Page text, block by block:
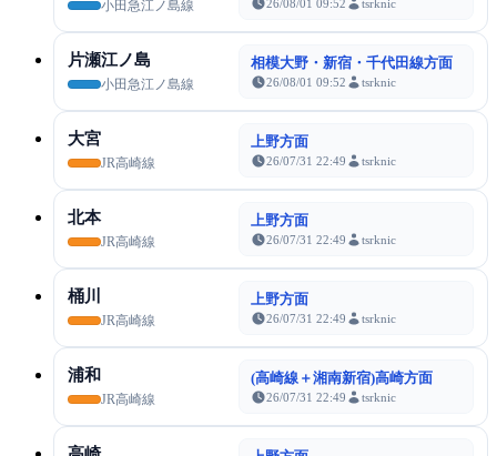
小田急江ノ島線 26/08/01 09:52 tsrknic
片瀬江ノ島
小田急江ノ島線
相模大野・新宿・千代田線方面
26/08/01 09:52 tsrknic
大宮
JR高崎線
上野方面
26/07/31 22:49 tsrknic
北本
JR高崎線
上野方面
26/07/31 22:49 tsrknic
桶川
JR高崎線
上野方面
26/07/31 22:49 tsrknic
浦和
JR高崎線
(高崎線＋湘南新宿)高崎方面
26/07/31 22:49 tsrknic